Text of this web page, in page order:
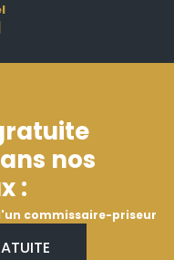
nos
:
commissaire-priseur